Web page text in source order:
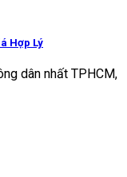
Hợp Lý
dân nhất TPHCM,